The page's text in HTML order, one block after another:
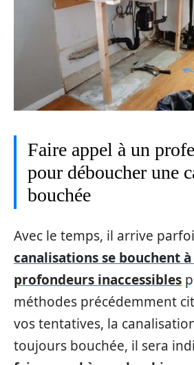
Faire appel à un
pour déboucher une
bouchée
Avec le temps, il arrive
canalisations se bouchent à
profondeurs inaccessibles
méthodes précédemment
vos tentatives, la
toujours bouchée, il sera